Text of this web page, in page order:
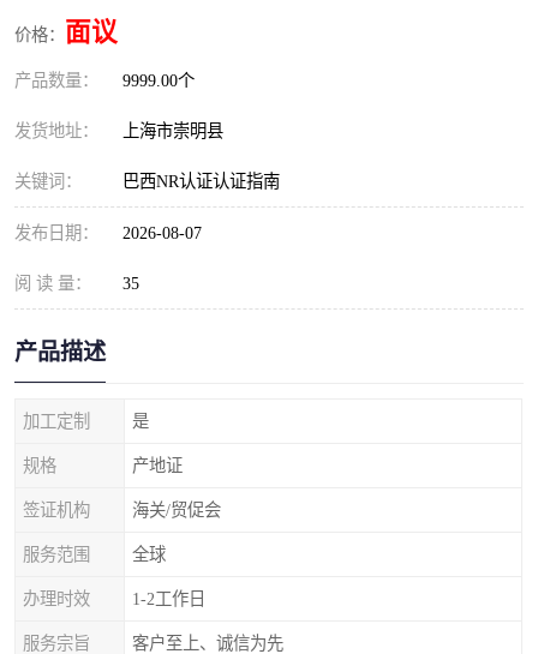
价格： 面议
产品数量： 9999.00个
发货地址： 上海市崇明县
关键词： 巴西NR认证认证指南
发布日期： 2026-08-07
阅 读 量： 35
产品描述
加工定制 是
规格 产地证
签证机构 海关/贸促会
服务范围 全球
办理时效 1-2工作日
服务宗旨 客户至上、诚信为先